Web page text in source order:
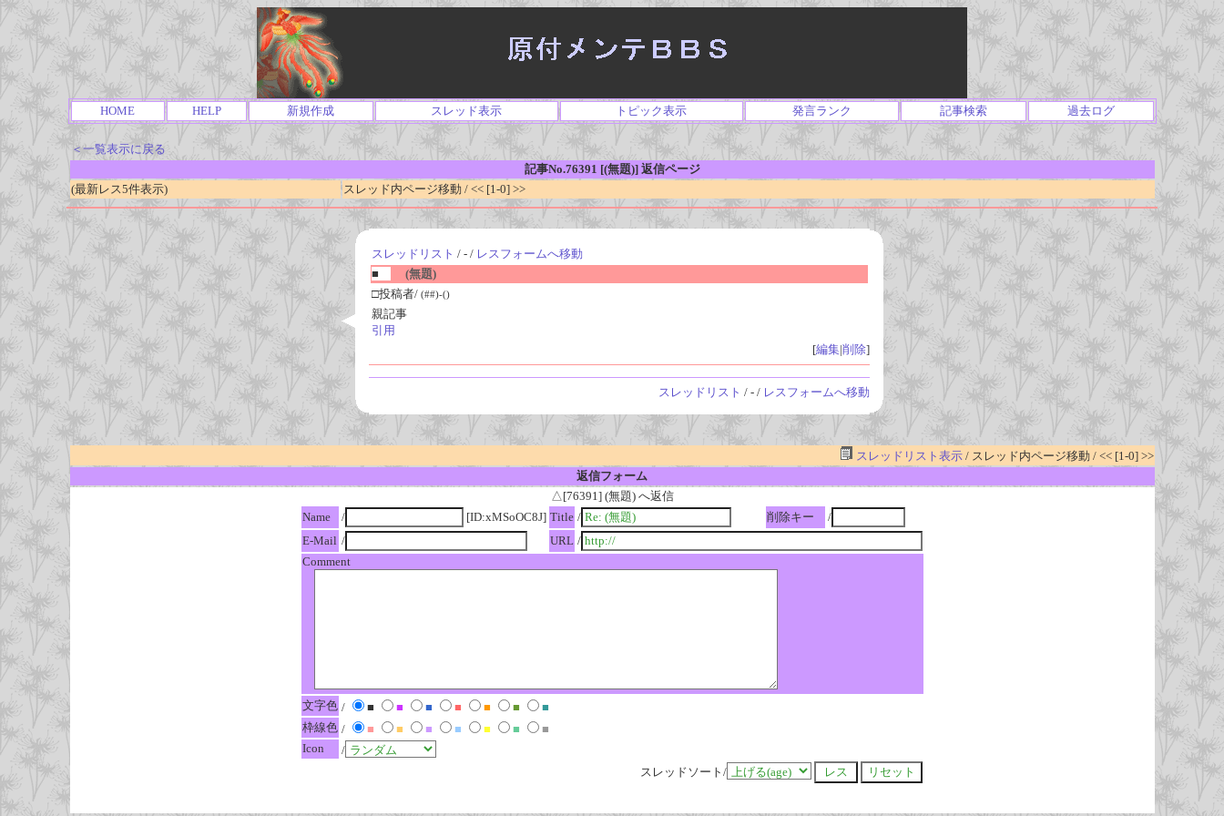
HOME HELP 新規作成 スレッド表示 トピック表示 発言ランク 記事検索 過去ログ
＜一覧表示に戻る
記事No.76391 [(無題)] 返信ページ
(最新レス5件表示)
スレッド内ページ移動 / << [1-0] >>
スレッドリスト / - / レスフォームへ移動
■
(無題)
□投稿者/ (##)-()
親記事
引用
[編集|削除]
スレッドリスト / - / レスフォームへ移動
スレッドリスト表示/ スレッド内ページ移動 / << [1-0] >>
返信フォーム
△[76391] (無題) へ返信
Name
/ [ID:xMSoOC8J] Title / 削除キー
/
E-Mail / URL /
Comment
文字色 / ■ ■ ■ ■ ■ ■
■
枠線色 / ■ ■ ■ ■ ■ ■
■
Icon
/
スレッドソート/